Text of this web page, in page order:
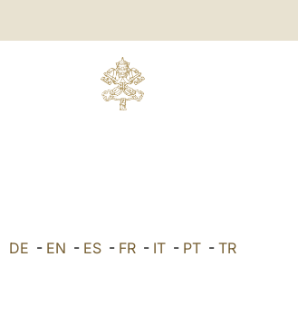
DE - EN - ES- FR- IT- PT- TR